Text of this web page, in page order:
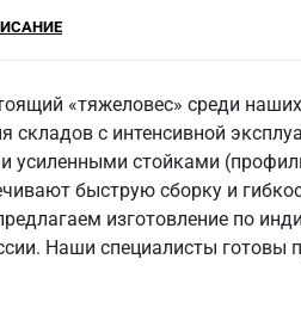
«тяжеловес» среди
с интенсивной
усиленными стойками
быструю сборку и
изготовление по
Наши специалисты